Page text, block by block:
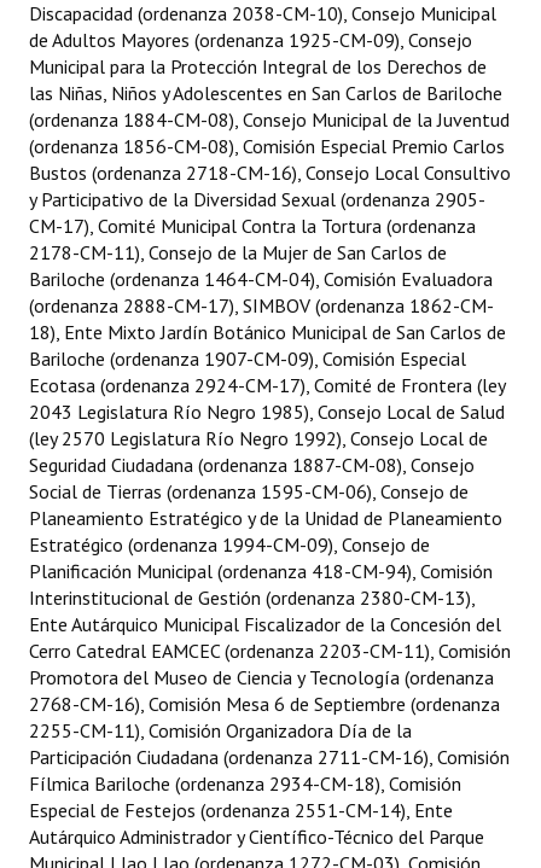
Informes de Gestión
Proyectos Presentados
Dictámenes Asesoría Letrada
Actas de Sesión
Informes de Unidad Coordinadora
Ejecución Presupuestaria
Actas de Audiencias Públicas
NORMATIVA
Comunicaciones
Declaraciones
Resoluciones
Resoluciones de Presidencia
INSTITUCIONAL
Antiguos Pobladores
Noticias Destacadas
Registros y Distinciones
Datos Históricos
Discapacidad (ordenanza 2038-CM-10), Consejo Municipal
de Adultos Mayores (ordenanza 1925-CM-09), Consejo
Municipal para la Protección Integral de los Derechos de
las Niñas, Niños y Adolescentes en San Carlos de Bariloche
(ordenanza 1884-CM-08), Consejo Municipal de la Juventud
(ordenanza 1856-CM-08), Comisión Especial Premio Carlos
Bustos (ordenanza 2718-CM-16), Consejo Local Consultivo
y Participativo de la Diversidad Sexual (ordenanza 2905-
CM-17), Comité Municipal Contra la Tortura (ordenanza
2178-CM-11), Consejo de la Mujer de San Carlos de
Bariloche (ordenanza 1464-CM-04), Comisión Evaluadora
(ordenanza 2888-CM-17), SIMBOV (ordenanza 1862-CM-
18), Ente Mixto Jardín Botánico Municipal de San Carlos de
Bariloche (ordenanza 1907-CM-09), Comisión Especial
Ecotasa (ordenanza 2924-CM-17), Comité de Frontera (ley
2043 Legislatura Río Negro 1985), Consejo Local de Salud
(ley 2570 Legislatura Río Negro 1992), Consejo Local de
Seguridad Ciudadana (ordenanza 1887-CM-08), Consejo
Social de Tierras (ordenanza 1595-CM-06), Consejo de
Planeamiento Estratégico y de la Unidad de Planeamiento
Estratégico (ordenanza 1994-CM-09), Consejo de
Planificación Municipal (ordenanza 418-CM-94), Comisión
Interinstitucional de Gestión (ordenanza 2380-CM-13),
Ente Autárquico Municipal Fiscalizador de la Concesión del
Cerro Catedral EAMCEC (ordenanza 2203-CM-11), Comisión
Promotora del Museo de Ciencia y Tecnología (ordenanza
2768-CM-16), Comisión Mesa 6 de Septiembre (ordenanza
2255-CM-11), Comisión Organizadora Día de la
Participación Ciudadana (ordenanza 2711-CM-16), Comisión
Fílmica Bariloche (ordenanza 2934-CM-18), Comisión
Especial de Festejos (ordenanza 2551-CM-14), Ente
Autárquico Administrador y Científico-Técnico del Parque
Municipal Llao Llao (ordenanza 1272-CM-03), Comisión